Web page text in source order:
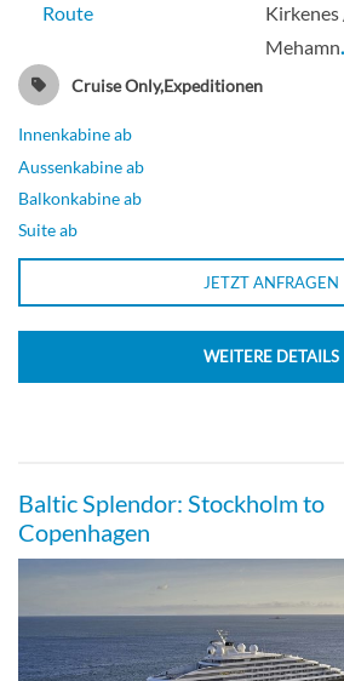
Route
Kirkenes
Mehamn
Cruise Only,Expeditionen
Innenkabine ab
Aussenkabine ab
Balkonkabine ab
Suite ab
JETZT ANFRAGEN
WEITERE DETAILS
Baltic Splendor: Stockholm to
Copenhagen